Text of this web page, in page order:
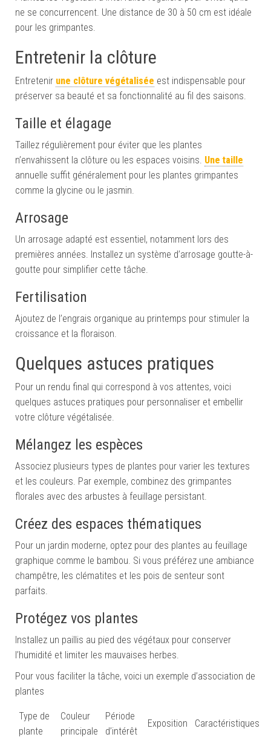
ne se concurrencent. Une distance de 30 à 50 cm est idéale
pour les grimpantes.
Entretenir la clôture
Entretenir une clôture végétalisée est indispensable pour
préserver sa beauté et sa fonctionnalité au fil des saisons.
Taille et élagage
Taillez régulièrement pour éviter que les plantes
n’envahissent la clôture ou les espaces voisins. Une taille
annuelle suffit généralement pour les plantes grimpantes
comme la glycine ou le jasmin.
Arrosage
Un arrosage adapté est essentiel, notamment lors des
premières années. Installez un système d’arrosage goutte-à-
goutte pour simplifier cette tâche.
Fertilisation
Ajoutez de l’engrais organique au printemps pour stimuler la
croissance et la floraison.
Quelques astuces pratiques
Pour un rendu final qui correspond à vos attentes, voici
quelques astuces pratiques pour personnaliser et embellir
votre clôture végétalisée.
Mélangez les espèces
Associez plusieurs types de plantes pour varier les textures
et les couleurs. Par exemple, combinez des grimpantes
florales avec des arbustes à feuillage persistant.
Créez des espaces thématiques
Pour un jardin moderne, optez pour des plantes au feuillage
graphique comme le bambou. Si vous préférez une ambiance
champêtre, les clématites et les pois de senteur sont
parfaits.
Protégez vos plantes
Installez un paillis au pied des végétaux pour conserver
l’humidité et limiter les mauvaises herbes.
Pour vous faciliter la tâche, voici un exemple d’association de
plantes
Type de
plante
Couleur
principale
Période
d’intérêt
Exposition Caractéristiques